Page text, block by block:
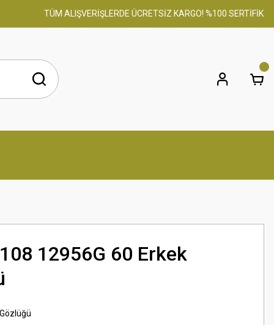
TÜM ALIŞVERİŞLERDE ÜCRETSİZ KARGO! %100 SERTİFİKALI
12956G 60 Erkek